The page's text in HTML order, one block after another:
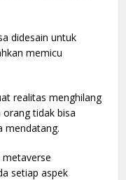
didesain untuk
memicu
realitas menghilang
tidak bisa
mendatang.
metaverse
setiap aspek